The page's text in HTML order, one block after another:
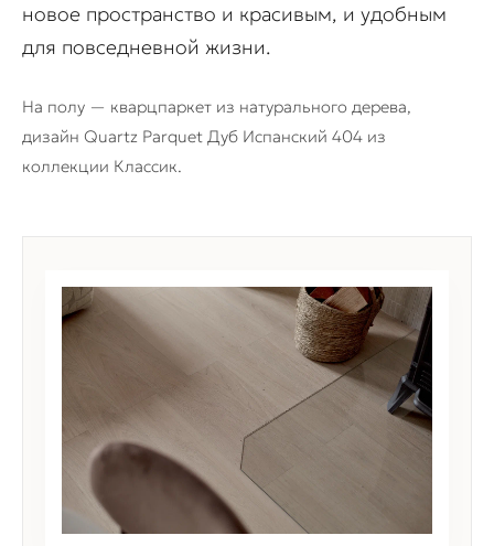
новое пространство и красивым, и удобным
для повседневной жизни.
На полу — кварцпаркет из натурального дерева,
дизайн Quartz Parquet Дуб Испанский 404 из
коллекции Классик.